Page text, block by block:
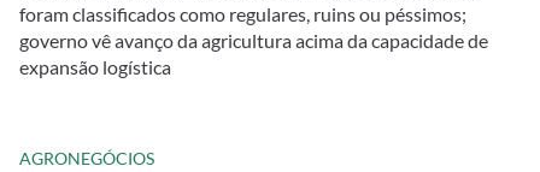
foram classificados como regulares, ruins ou péssimos;
governo vê avanço da agricultura acima da capacidade de
expansão logística
AGRONEGÓCIOS